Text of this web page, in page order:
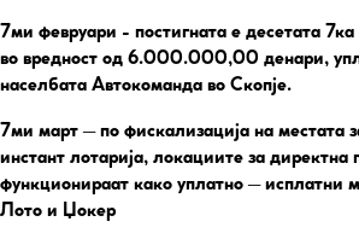
7ми февруари - постигната е десетата
во вредност од 6.000.000,00 денари,
населбата Автокоманда во Скопје.
7ми март– по фискализација на местата
инстант лотарија, локациите за
функционираат како уплатно – исплатни
Лото и Џокер